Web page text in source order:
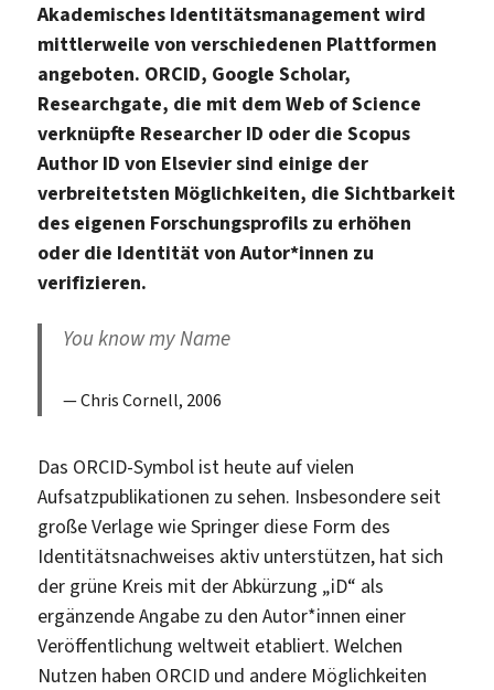
Akademisches Identitätsmanagement wird
mittlerweile von verschiedenen Plattformen
angeboten. ORCID, Google Scholar,
Researchgate, die mit dem Web of Science
verknüpfte Researcher ID oder die Scopus
Author ID von Elsevier sind einige der
verbreitetsten Möglichkeiten, die Sichtbarkeit
des eigenen Forschungsprofils zu erhöhen
oder die Identität von Autor*innen zu
verifizieren.
You know my Name
Chris Cornell, 2006
Das ORCID-Symbol ist heute auf vielen
Aufsatzpublikationen zu sehen. Insbesondere seit
große Verlage wie Springer diese Form des
Identitätsnachweises aktiv unterstützen, hat sich
der grüne Kreis mit der Abkürzung „iD“ als
ergänzende Angabe zu den Autor*innen einer
Veröffentlichung weltweit etabliert. Welchen
Nutzen haben ORCID und andere Möglichkeiten